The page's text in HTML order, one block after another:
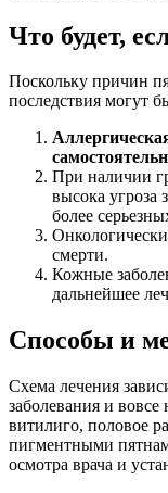
Что будет,
Поскольку причин
последствия могут
При наличии
высока угроза
более
смерти.
Кожные
дальнейшее
Способы и
Схема лечения
заболевания и
витилиго, половое
пигментными
осмотра врача и